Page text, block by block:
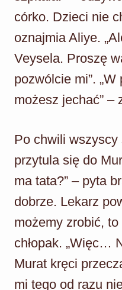
córko. Dzieci nie
oznajmia Aliye.
Veysela. Proszę
pozwólcie mi”.
możesz jechać” –
Po chwili
przytula się do
ma tata?” – pyta
dobrze. Lekarz
możemy zrobić,
chłopak. „Więc…
Murat kręci
mi tego od razu